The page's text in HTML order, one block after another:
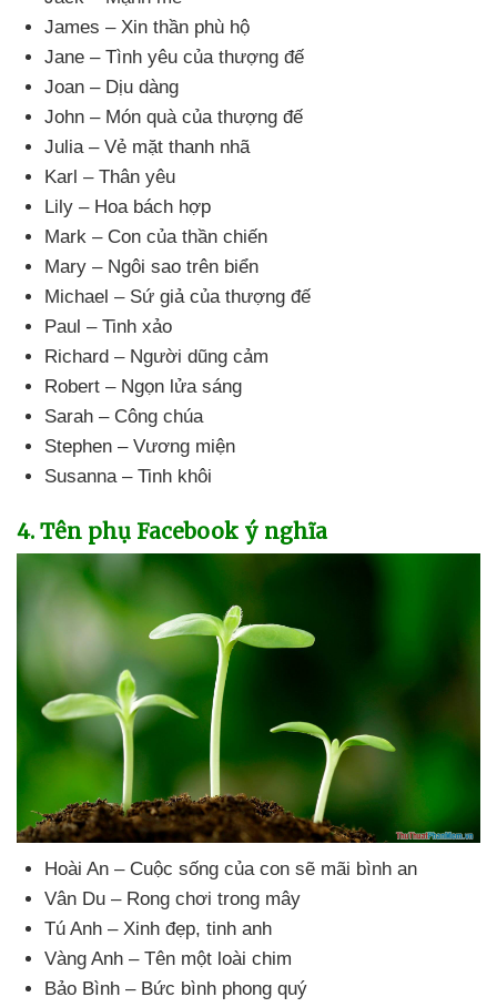
James – Xin thần phù hộ
Jane – Tình yêu của thượng đế
Joan – Dịu dàng
John – Món quà của thượng đế
Julia – Vẻ mặt thanh nhã
Karl – Thân yêu
Lily – Hoa bách hợp
Mark – Con của thần chiến
Mary – Ngôi sao trên biển
Michael – Sứ giả của thượng đế
Paul – Tinh xảo
Richard – Người dũng cảm
Robert – Ngọn lửa sáng
Sarah – Công chúa
Stephen – Vương miện
Susanna – Tinh khôi
4. Tên phụ Facebook ý nghĩa
Hoài An – Cuộc sống của con sẽ mãi bình an
Vân Du – Rong chơi trong mây
Tú Anh – Xinh đẹp, tinh anh
Vàng Anh – Tên một loài chim
Bảo Bình – Bức bình phong quý